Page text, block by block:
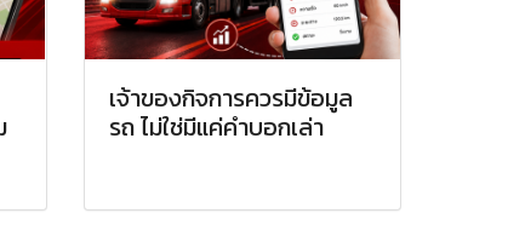
เจ้าของกิจการควรมีข้อมูล
รถ ไม่ใช่มีแค่คำบอกเล่า